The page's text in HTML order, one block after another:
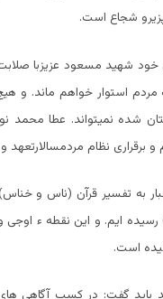
شجاع است.
خود شهید مسعود عزیزبا
استوار خواهم ماند. و
شده نمیتواند. عطا محمد
نظام مردمسالارتعهد و
به تفسیر قرآن (ناس و
رسیده ایم. و این نقطه ء
است.
باید گفت: در کسب آگاهی